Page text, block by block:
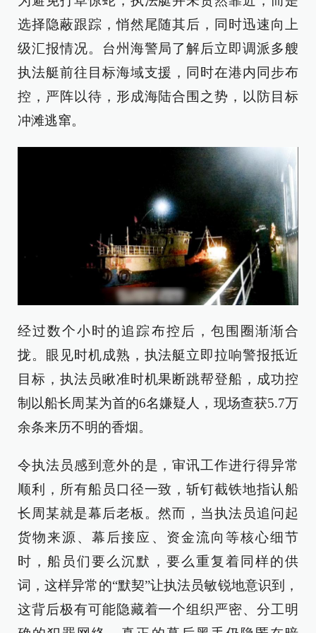
选择隐蔽跟踪，悄然尾随其后，同时迅速向上
级汇报情况。台州海警局了解后立即调派多艘
执法艇前往目标海域支援，同时在港内同步布
控，严阵以待，形成海陆合围之势，以防目标
冲滩逃窜。
经过数个小时的追踪布控后，包围圈渐渐合
拢。眼见时机成熟，执法艇立即拉响警报抵近
目标，执法员瞅准时机果断跳帮登船，成功控
制以船长周某为首的6名嫌疑人，现场查获5.7万
余条来历不明的香烟。
令执法员感到意外的是，审讯工作进行得异常
顺利，所有船员口径一致，斩钉截铁地指认船
长周某就是幕后老板。然而，当执法员追问起
货物来源、幕后接应、资金流向等核心细节
时，船员们要么沉默，要么重复着同样的供
词，这样异常的“默契”让执法员敏锐地意识到，
这背后极有可能隐藏着一个组织严密、分工明